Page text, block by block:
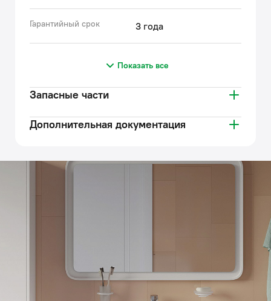
Гарантийный срок 3 года
Показать все
Запасные части
Дополнительная документация